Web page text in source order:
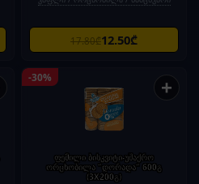
17.80₾12.50₾
-30% +
ფემილი ბისკვიტი-უშაქრო
ორცხობილა "დორადა" 600გ
(3X200გ)